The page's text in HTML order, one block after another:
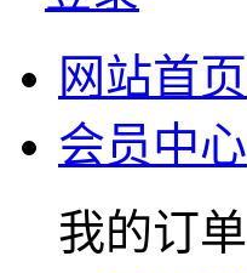
网站首页
会员中心
我的订单